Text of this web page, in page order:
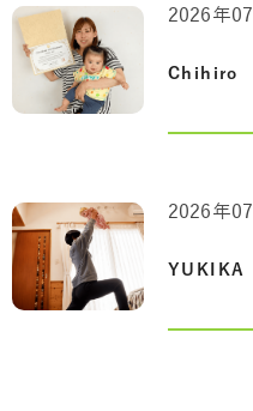
Chihiro
2026年
YUKIKA
2026年